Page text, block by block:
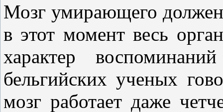
Мозг умирающего должен
в этот момент весь
характер
бельгийских ученых
мозг работает даже